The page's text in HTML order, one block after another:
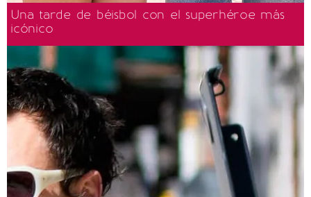
Una tarde de béisbol con el superhéroe más
icónico